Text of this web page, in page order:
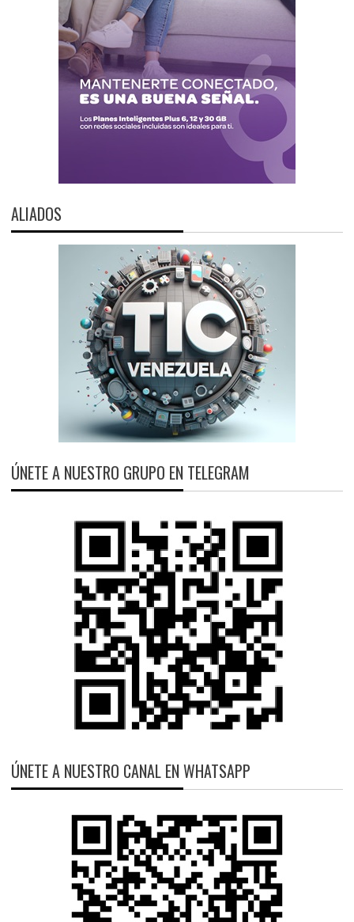
ALIADOS
ÚNETE A NUESTRO GRUPO EN TELEGRAM
ÚNETE A NUESTRO CANAL EN WHATSAPP